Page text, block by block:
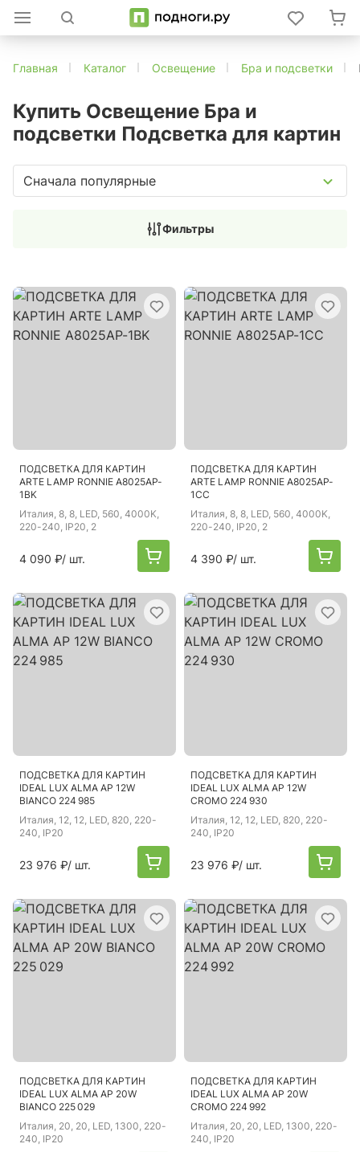
Главная Каталог Освещение Бра и подсветки
Купить Освещение Бра и
подсветки Подсветка для картин
Сначала популярные
Фильтры
ПОДСВЕТКА ДЛЯ КАРТИН
ARTE LAMP RONNIE A8025AP-
1BK
Италия, 8, 8, LED, 560, 4000K,
220-240, IP20, 2
4 090 ₽/ шт.
ПОДСВЕТКА ДЛЯ КАРТИН
ARTE LAMP RONNIE A8025AP-
1CC
Италия, 8, 8, LED, 560, 4000K,
220-240, IP20, 2
4 390 ₽/ шт.
ПОДСВЕТКА ДЛЯ КАРТИН
IDEAL LUX ALMA AP 12W
BIANCO 224 985
Италия, 12, 12, LED, 820, 220-
240, IP20
23 976 ₽/ шт.
ПОДСВЕТКА ДЛЯ КАРТИН
IDEAL LUX ALMA AP 12W
CROMO 224 930
Италия, 12, 12, LED, 820, 220-
240, IP20
23 976 ₽/ шт.
ПОДСВЕТКА ДЛЯ КАРТИН
IDEAL LUX ALMA AP 20W
BIANCO 225 029
Италия, 20, 20, LED, 1300, 220-
240, IP20
ПОДСВЕТКА ДЛЯ КАРТИН
IDEAL LUX ALMA AP 20W
CROMO 224 992
Италия, 20, 20, LED, 1300, 220-
240, IP20